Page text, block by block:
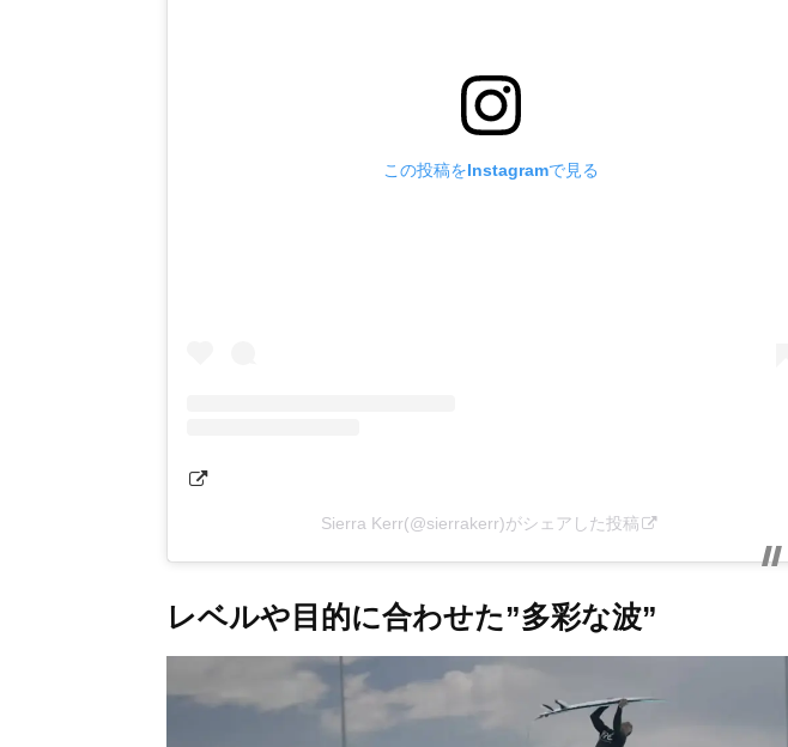
この投稿をInstagramで見る
Sierra Kerr(@sierrakerr)がシェアした投稿
レベルや目的に合わせた”多彩な波”